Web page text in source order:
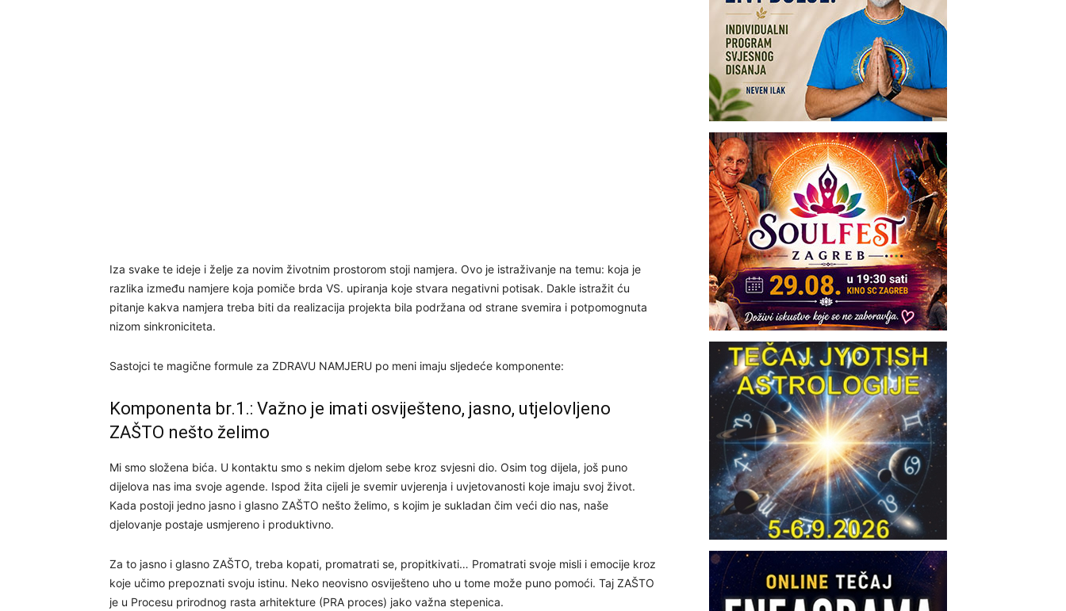
Iza svake te ideje i želje za novim životnim prostorom stoji namjera. Ovo je istraživanje na temu: koja je
razlika između namjere koja pomiče brda VS. upiranja koje stvara negativni potisak. Dakle istražit ću
pitanje kakva namjera treba biti da realizacija projekta bila podržana od strane svemira i potpomognuta
nizom sinkroniciteta.
Sastojci te magične formule za ZDRAVU NAMJERU po meni imaju sljedeće komponente:
Komponenta br.1.: Važno je imati osviješteno, jasno, utjelovljeno
ZAŠTO nešto želimo
Mi smo složena bića. U kontaktu smo s nekim djelom sebe kroz svjesni dio. Osim tog dijela, još puno
dijelova nas ima svoje agende. Ispod žita cijeli je svemir uvjerenja i uvjetovanosti koje imaju svoj život.
Kada postoji jedno jasno i glasno ZAŠTO nešto želimo, s kojim je sukladan čim veći dio nas, naše
djelovanje postaje usmjereno i produktivno.
Za to jasno i glasno ZAŠTO, treba kopati, promatrati se, propitkivati… Promatrati svoje misli i emocije kroz
koje učimo prepoznati svoju istinu. Neko neovisno osviješteno uho u tome može puno pomoći. Taj ZAŠTO
je u Procesu prirodnog rasta arhitekture (PRA proces) jako važna stepenica.